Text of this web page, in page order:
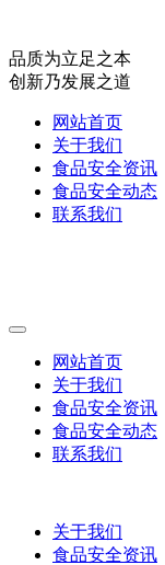
品质为立足之本
创新乃发展之道
网站首页
关于我们
食品安全资讯
食品安全动态
联系我们
网站首页
关于我们
食品安全资讯
食品安全动态
联系我们
关于我们
食品安全资讯